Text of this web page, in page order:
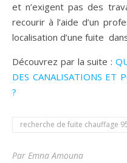
et n’exigent pas des
recourir à l’aide d’un
localisation d’une fuite
Découvrez par la suite :
DES CANALISATIONS ET
?
recherche de fuite chauffage
Par Emna Amouna